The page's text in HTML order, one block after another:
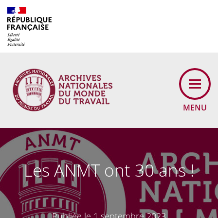
MENU
Les ANMT ont 30 ans !
Cookies management panel